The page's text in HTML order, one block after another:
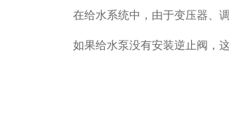
在给水系统中，由于变压器、调
如果给水泵没有安装逆止阀，这